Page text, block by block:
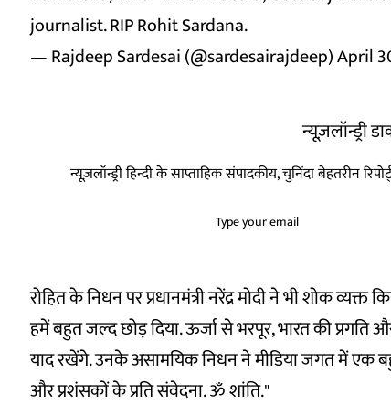
journalist. RIP Rohit Sardana.
— Rajdeep Sardesai (@sardesairajdeep)April
न्यूज़लॉन्ड्री
न्यूज़लॉन्ड्री हिन्दी के साप्ताहिक संपादकीय, चुनिंदा बेहतरीन
रोहित के निधन पर प्रधानमंत्री नरेंद्र मोदी ने भी शोक व्यक्त
हमें बहुत जल्द छोड़ दिया. ऊर्जा से भरपूर, भारत की प्रगति
याद रखेंगे. उनके असामयिक निधन ने मीडिया जगत में एक
और प्रशंसकों के प्रति संवेदना. ॐ शांति."